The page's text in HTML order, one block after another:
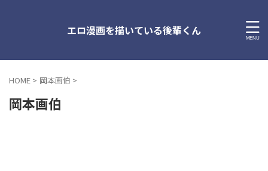
エロ漫画を描いている後輩くん
HOME > 岡本画伯 >
岡本画伯